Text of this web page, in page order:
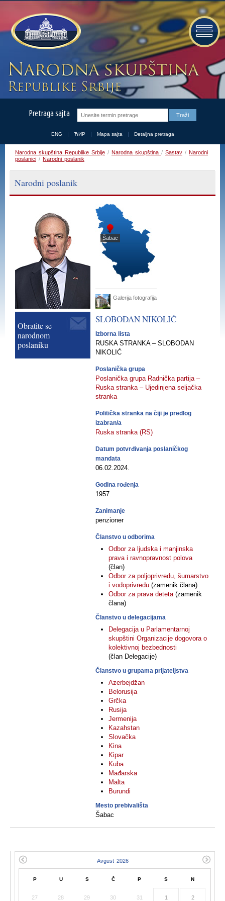
Pretraga sajta
ENG ЋИР Mapa sajta Detaljna pretraga
Narodna skupština Republike Srbije / Narodna skupština / Sastav / Narodni
poslanici / Narodni poslanik
Narodni poslanik
Obratite se
narodnom
poslaniku
Šabac
Galerija fotografija
SLOBODANNIKOLIĆ
Izborna lista
RUSKA STRANKA – SLOBODAN
NIKOLIĆ
Poslanička grupa
Poslanička grupa Radnička partija –
Ruska stranka – Ujedinjena seljačka
stranka
Politička stranka na čiji je predlog
izabran/a
Ruska stranka (RS)
Datum potvrđivanja poslaničkog
mandata
06.02.2024.
Godina rođenja
1957.
Zanimanje
penzioner
Članstvo u odborima
Odbor za ljudska i manjinska
prava i ravnopravnost polova
(član)
Odbor za poljoprivredu, šumarstvo
i vodoprivredu (zamenik člana)
Odbor za prava deteta (zamenik
člana)
Članstvo u delegacijama
Delegacija u Parlamentarnoj
skupštini Organizacije dogovora o
kolektivnoj bezbednosti
(član Delegacije)
Članstvo u grupama prijateljstva
Azerbejdžan
Belorusija
Grčka
Rusija
Jermenija
Kazahstan
Slovačka
Kina
Kipar
Kuba
Mađarska
Malta
Burundi
Mesto prebivališta
Šabac
P U S Č P S N
27 28 29 30 31 1 2